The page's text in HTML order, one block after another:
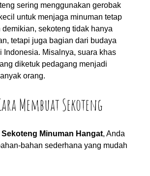
sering menggunakan gerobak
untuk menjaga minuman tetap
demikian, sekoteng tidak hanya
tetapi juga bagian dari budaya
Indonesia. Misalnya, suara khas
diketuk pedagang menjadi
orang.
Membuat Sekoteng
Sekoteng Minuman Hangat, Anda
bahan sederhana yang mudah